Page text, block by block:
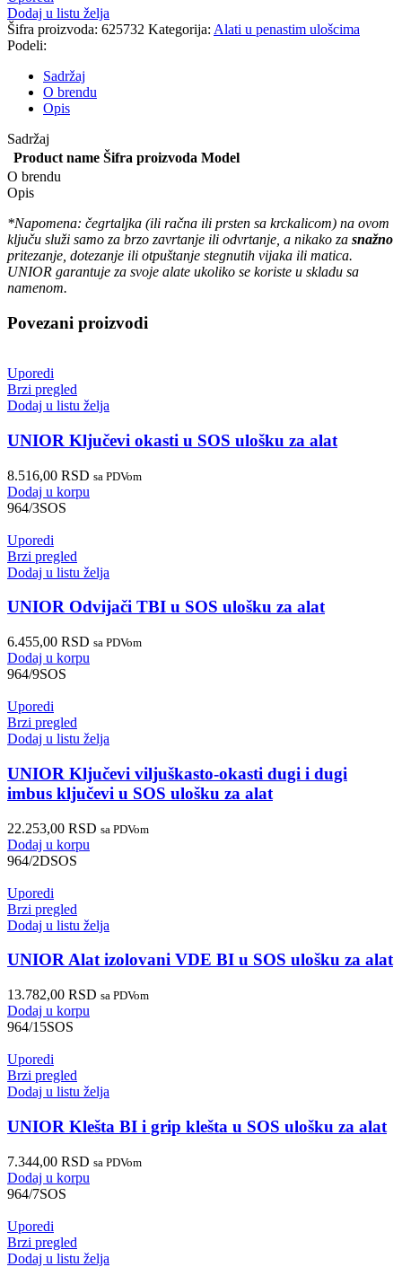
Dodaj u listu želja
Šifra proizvoda: 625732 Kategorija: Alati u penastim ulošcima
Podeli:
Sadržaj
O brendu
Opis
Sadržaj
Product name Šifra proizvoda Model
O brendu
Opis
*Napomena: čegrtaljka (ili račna ili prsten sa krckalicom) na ovom
ključu služi samo za brzo zavrtanje ili odvrtanje, a nikako za snažno
pritezanje, dotezanje ili otpuštanje stegnutih vijaka ili matica.
UNIOR garantuje za svoje alate ukoliko se koriste u skladu sa
namenom.
Povezani proizvodi
Uporedi
Brzi pregled
Dodaj u listu želja
UNIOR Ključevi okasti u SOS ulošku za alat
8.516,00 RSD sa PDVom
Dodaj u korpu
964/3SOS
Uporedi
Brzi pregled
Dodaj u listu želja
UNIOR Odvijači TBI u SOS ulošku za alat
6.455,00 RSD sa PDVom
Dodaj u korpu
964/9SOS
Uporedi
Brzi pregled
Dodaj u listu želja
UNIOR Ključevi viljuškasto-okasti dugi i dugi
imbus ključevi u SOS ulošku za alat
22.253,00 RSD sa PDVom
Dodaj u korpu
964/2DSOS
Uporedi
Brzi pregled
Dodaj u listu želja
UNIOR Alat izolovani VDE BI u SOS ulošku za alat
13.782,00 RSD sa PDVom
Dodaj u korpu
964/15SOS
Uporedi
Brzi pregled
Dodaj u listu želja
UNIOR Klešta BI i grip klešta u SOS ulošku za alat
7.344,00 RSD sa PDVom
Dodaj u korpu
964/7SOS
Uporedi
Brzi pregled
Dodaj u listu želja